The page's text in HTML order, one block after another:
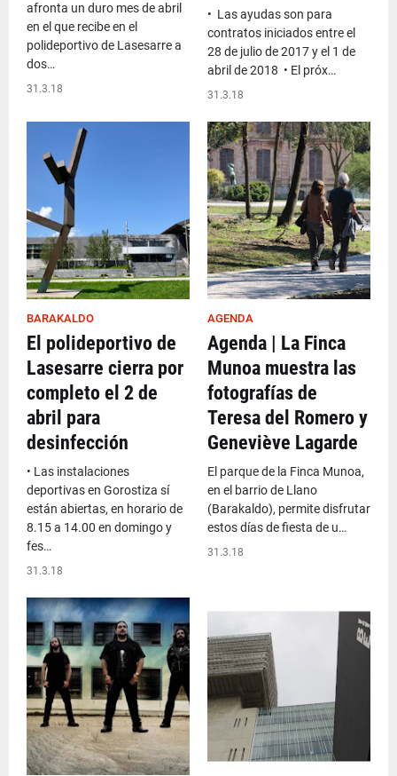
afronta un duro mes de abril
en el que recibe en el
polideportivo de Lasesarre a
dos…
31.3.18
• Las ayudas son para
contratos iniciados entre el
28 de julio de 2017 y el 1 de
abril de 2018 • El próx…
31.3.18
BARAKALDO
El polideportivo de
Lasesarre cierra por
completo el 2 de
abril para
desinfección
• Las instalaciones
deportivas en Gorostiza sí
están abiertas, en horario de
8.15 a 14.00 en domingo y
fes…
31.3.18
AGENDA
Agenda | La Finca
Munoa muestra las
fotografías de
Teresa del Romero y
Geneviève Lagarde
El parque de la Finca Munoa,
en el barrio de Llano
(Barakaldo), permite disfrutar
estos días de fiesta de u…
31.3.18